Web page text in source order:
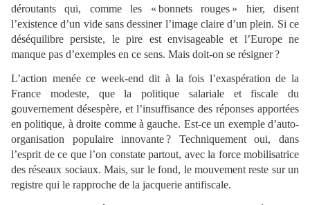
déroutants qui, comme les « bonnets rouges » hier, disent
l’existence d’un vide sans dessiner l’image claire d’un plein. Si ce
déséquilibre persiste, le pire est envisageable et l’Europe ne
manque pas d’exemples en ce sens. Mais doit-on se résigner ?
L’action menée ce week-end dit à la fois l’exaspération de la
France modeste, que la politique salariale et fiscale du
gouvernement désespère, et l’insuffisance des réponses apportées
en politique, à droite comme à gauche. Est-ce un exemple d’auto-
organisation populaire innovante ? Techniquement oui, dans
l’esprit de ce que l’on constate partout, avec la force mobilisatrice
des réseaux sociaux. Mais, sur le fond, le mouvement reste sur un
registre qui le rapproche de la jacquerie antifiscale.